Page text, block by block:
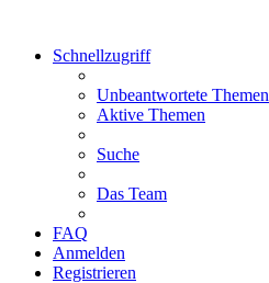
Schnellzugriff
Unbeantwortete Themen
Aktive Themen
Suche
Das Team
FAQ
Anmelden
Registrieren